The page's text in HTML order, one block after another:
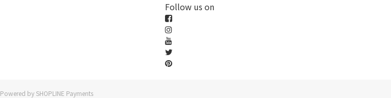
Follow us on
Powered by SHOPLINE Payments